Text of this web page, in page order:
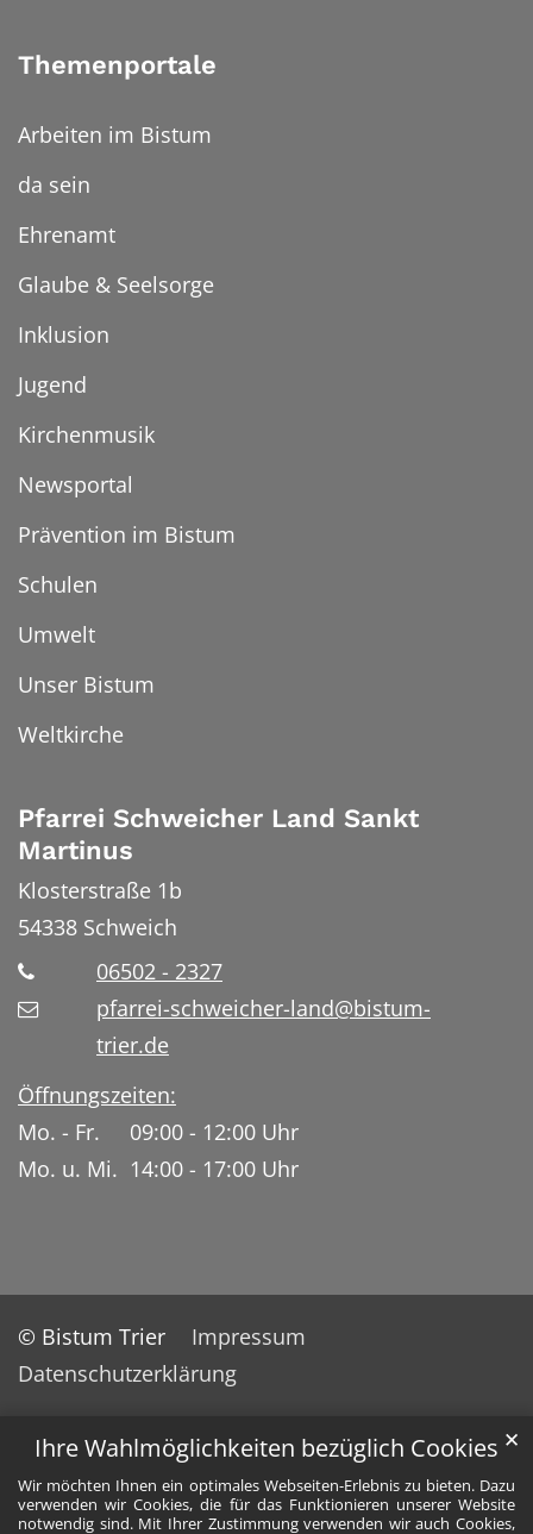
Ihre Wahlmöglichkeiten bezüglich Cookies
Wir möchten Ihnen ein optimales Webseiten-Erlebnis zu bieten. Dazu
verwenden wir Cookies, die für das Funktionieren unserer Website
notwendig sind. Mit Ihrer Zustimmung verwenden wir auch Cookies,
✕
Themenportale
Arbeiten im Bistum
da sein
Ehrenamt
Glaube & Seelsorge
Inklusion
Jugend
Kirchenmusik
Newsportal
Prävention im Bistum
Schulen
Umwelt
Unser Bistum
Weltkirche
Pfarrei Schweicher Land Sankt
Martinus
Klosterstraße 1b
54338 Schweich
06502 - 2327
pfarrei-schweicher-land@bistum-
trier.de
Öffnungszeiten:
Mo. - Fr. 09:00 - 12:00 Uhr
Mo. u. Mi. 14:00 - 17:00 Uhr
© Bistum Trier
Impressum
Datenschutzerklärung